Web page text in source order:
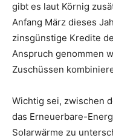
gibt es laut Körnig
Anfang März dieses
zinsgünstige Kredite
Anspruch genommen
Zuschüssen
Wichtig sei, zwischen
das Erneuerbare-
Solarwärme zu